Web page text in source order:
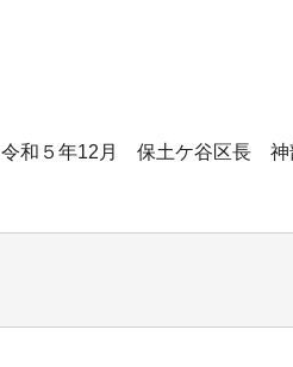
令和５年12月 保土ケ谷区長